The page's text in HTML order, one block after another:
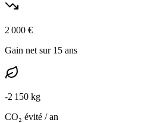
2 000 €
Gain net sur 15 ans
-2 150 kg
CO₂ évité / an